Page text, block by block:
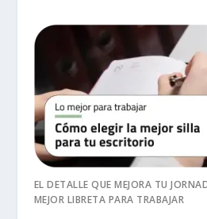
EL DETALLE QUE MEJORA TU
MEJOR LIBRETA PARA TRABAJAR